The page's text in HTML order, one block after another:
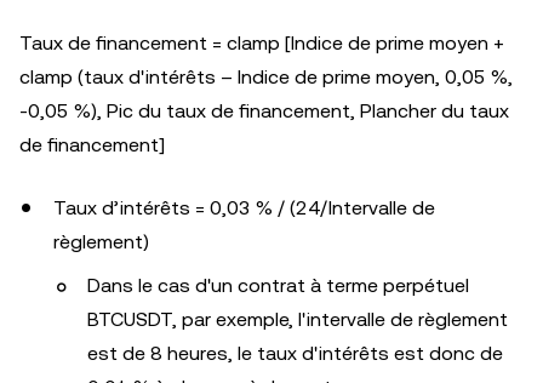
Taux de financement = clamp [Indice de prime moyen +
clamp (taux d'intérêts – Indice de prime moyen, 0,05 %,
-0,05 %), Pic du taux de financement, Plancher du taux
de financement]
Taux d’intérêts = 0,03 % / (24/Intervalle de
règlement)
Dans le cas d'un contrat à terme perpétuel
BTCUSDT, par exemple, l'intervalle de règlement
est de 8 heures, le taux d'intérêts est donc de